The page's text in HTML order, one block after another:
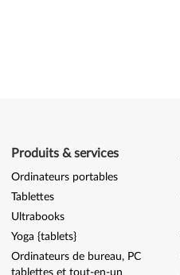
Produits & services
Ordinateurs portables
Tablettes
Ultrabooks
Yoga {tablets}
Ordinateurs de bureau, PC
tablettes et tout-en-un